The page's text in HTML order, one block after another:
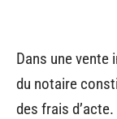
Dans une vente
du notaire
des frais